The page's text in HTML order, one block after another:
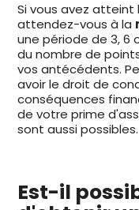
Si vous avez atteint
attendez-vous à la
une période de 3, 6
du nombre de
vos antécédents.
avoir le droit de
conséquences
de votre prime
sont aussi possibles.
Est-il